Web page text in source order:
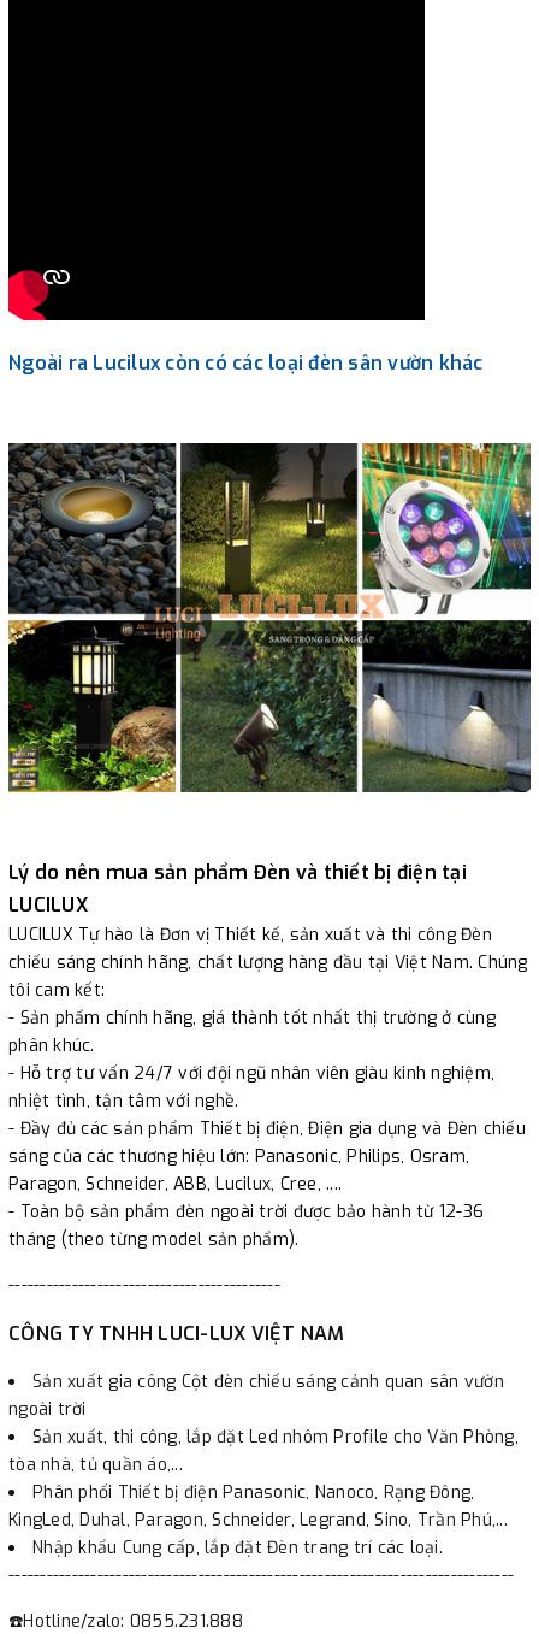
Ngoài ra Lucilux còn có các loại đèn sân vườn khác
Lý do nên mua sản phẩm Đèn và thiết bị điện tại
LUCILUX
LUCILUX Tự hào là Đơn vị Thiết kế, sản xuất và thi công Đèn
chiếu sáng chính hãng, chất lượng hàng đầu tại Việt Nam. Chúng
tôi cam kết:
- Sản phẩm chính hãng, giá thành tốt nhất thị trường ở cùng
phân khúc.
- Hỗ trợ tư vấn 24/7 với đội ngũ nhân viên giàu kinh nghiệm,
nhiệt tình, tận tâm với nghề.
- Đầy đủ các sản phẩm Thiết bị điện, Điện gia dụng và Đèn chiếu
sáng của các thương hiệu lớn: Panasonic, Philips, Osram,
Paragon, Schneider, ABB, Lucilux, Cree, ....
- Toàn bộ sản phẩm đèn ngoài trời được bảo hành từ 12-36
tháng (theo từng model sản phẩm).
-------------------------------------------
CÔNG TY TNHH LUCI-LUX VIỆT NAM
Sản xuất gia công Cột đèn chiếu sáng cảnh quan sân vườn
ngoài trời
Sản xuất, thi công, lắp đặt Led nhôm Profile cho Văn Phòng,
tòa nhà, tủ quần áo,...
Phân phối Thiết bị điện Panasonic, Nanoco, Rạng Đông,
KingLed, Duhal, Paragon, Schneider, Legrand, Sino, Trần Phú,...
Nhập khẩu Cung cấp, lắp đặt Đèn trang trí các loại.
--------------------------------------------------------------------------------
☎️Hotline/zalo: 0855.231.888